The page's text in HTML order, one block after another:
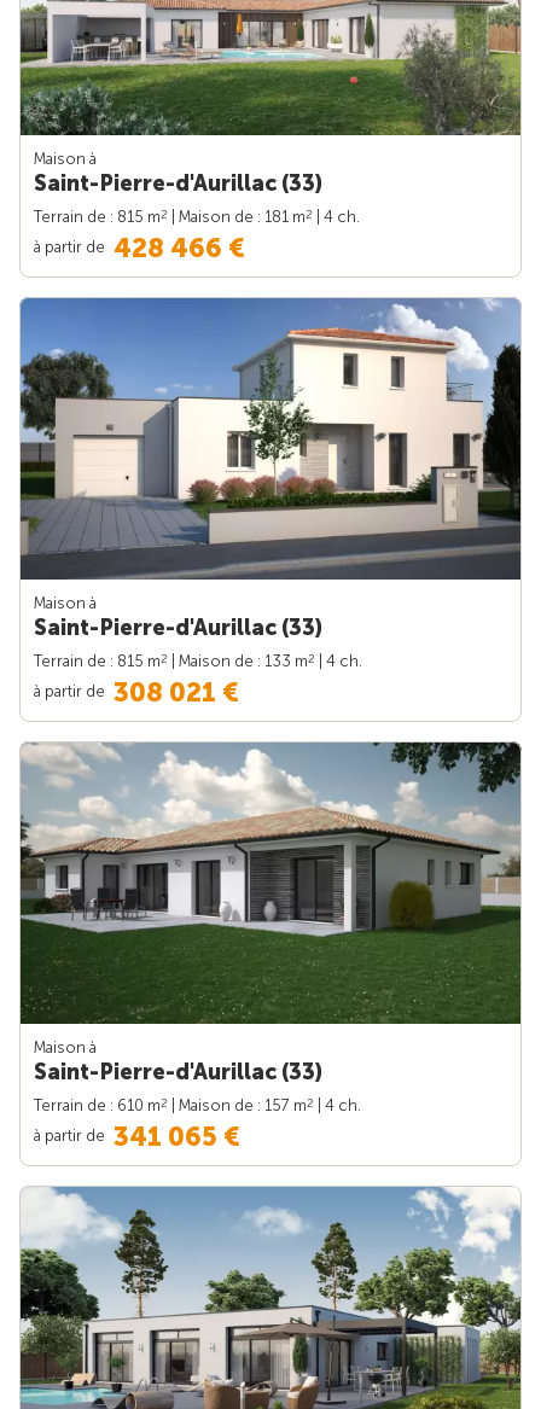
Maison à
Saint-Pierre-d'Aurillac (33)
Terrain de : 815 m2 | Maison de : 181 m2
| 4 ch.
à partir de 428 466 €
Maison à
Saint-Pierre-d'Aurillac (33)
Terrain de : 815 m2 | Maison de : 133 m2
| 4 ch.
à partir de 308 021 €
Maison à
Saint-Pierre-d'Aurillac (33)
Terrain de : 610 m2 | Maison de : 157 m2
| 4 ch.
à partir de 341 065 €